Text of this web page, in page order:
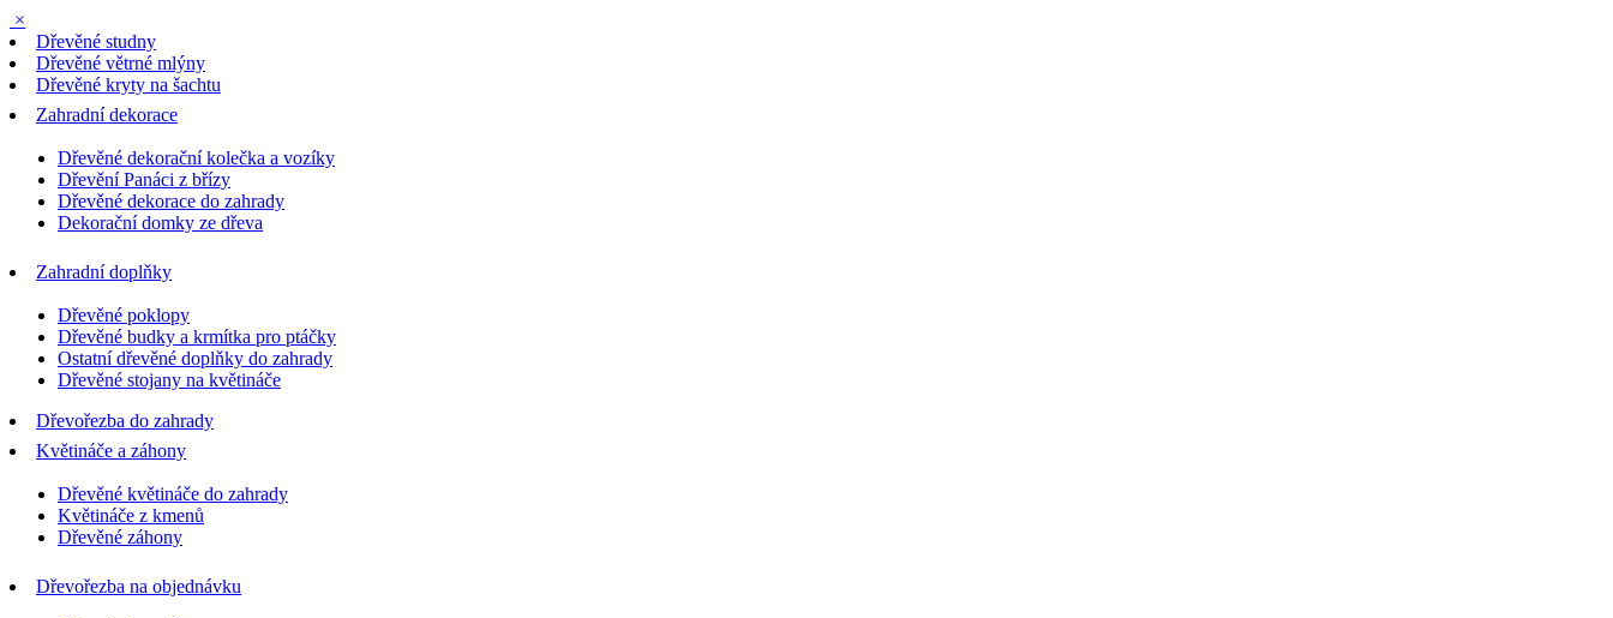
×
Dřevěné studny
Dřevěné větrné mlýny
Dřevěné kryty na šachtu
Zahradní dekorace
Dřevěné dekorační kolečka a vozíky
Dřevění Panáci z břízy
Dřevěné dekorace do zahrady
Dekorační domky ze dřeva
Zahradní doplňky
Dřevěné poklopy
Dřevěné budky a krmítka pro ptáčky
Ostatní dřevěné doplňky do zahrady
Dřevěné stojany na květináče
Dřevořezba do zahrady
Květináče a záhony
Dřevěné květináče do zahrady
Květináče z kmenů
Dřevěné záhony
Dřevořezba na objednávku